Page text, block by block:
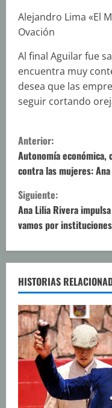
Alejandro Lima «El
Ovación
Al final Aguilar fue
encuentra muy
desea que las
seguir cortando
S
i
g
u
e
l
e
y
e
n
d
Anterior:
Autonomía económica,
contra las mujeres:
Siguiente:
Ana Lilia Rivera
vamos por
HISTORIAS